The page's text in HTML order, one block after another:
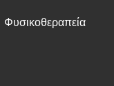
Φυσικοθεραπεία